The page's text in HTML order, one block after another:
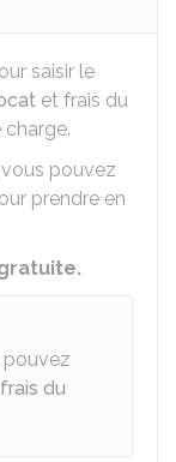
saisir le
et frais du
pouvez
prendre en
pouvez
frais du